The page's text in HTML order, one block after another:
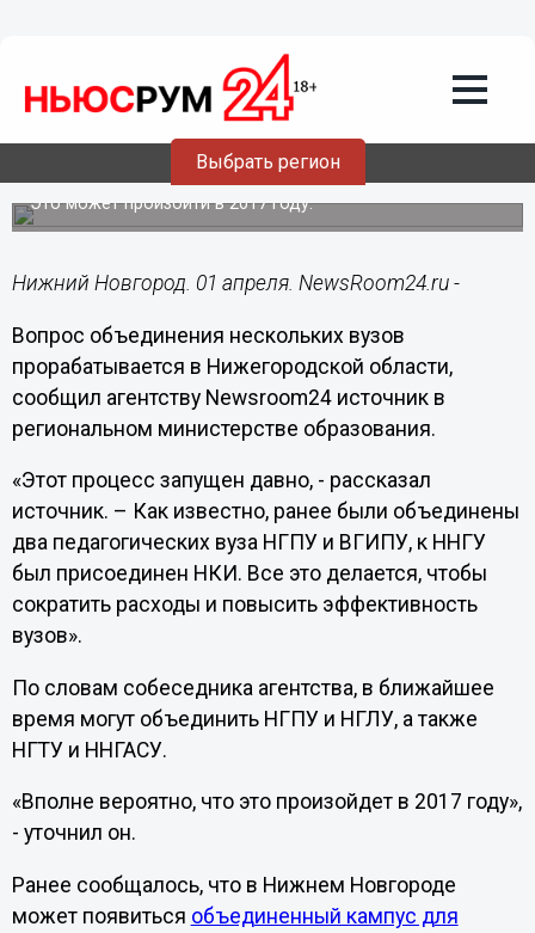
Выбрать регион
01.04.201613:58
Слияние нескольких вузов
планируется в Нижегородской области
Это может произойти в 2017 году.
Нижний Новгород. 01 апреля. NewsRoom24.ru -
Вопрос объединения нескольких вузов
прорабатывается в Нижегородской области,
сообщил агентству Newsroom24 источник в
региональном министерстве образования.
«Этот процесс запущен давно, - рассказал
источник. – Как известно, ранее были объединены
два педагогических вуза НГПУ и ВГИПУ, к ННГУ
был присоединен НКИ. Все это делается, чтобы
сократить расходы и повысить эффективность
вузов».
По словам собеседника агентства, в ближайшее
время могут объединить НГПУ и НГЛУ, а также
НГТУ и ННГАСУ.
«Вполне вероятно, что это произойдет в 2017 году»,
- уточнил он.
Ранее сообщалось, что в Нижнем Новгороде
может появиться объединенный кампус для